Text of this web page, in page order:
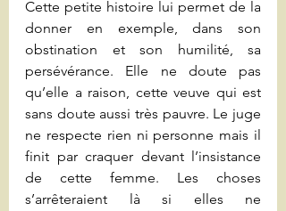
Cette petite histoire lui permet de la
donner en exemple, dans son
obstination et son humilité, sa
persévérance. Elle ne doute pas
qu’elle a raison, cette veuve qui est
sans doute aussi très pauvre. Le juge
ne respecte rien ni personne mais il
finit par craquer devant l’insistance
de cette femme. Les choses
s’arrêteraient là si elles ne